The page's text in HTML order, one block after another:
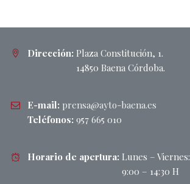
Dirección: Plaza Constitución, 1.
14850 Baena Córdoba.
E-mail: prensa@ayto-baena.es
Teléfonos: 957 665 010
Horario de apertura: Lunes – Viernes:
9:00 – 14:30 H